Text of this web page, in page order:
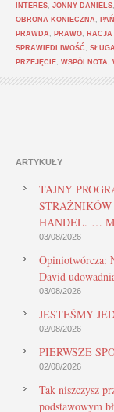
INTERES JONNY DANIELS
OBRONA KONIECZNA
PRAWDA
PRAWO RACJA
SPRAWIEDLIWOŚĆ
PRZEJĘCIE WSPÓLNOTA
ARTYKUŁY
TAJNY
HANDEL. …
03/08/2026
Opiniotwórcza:
David
03/08/2026
JESTEŚMY
02/08/2026
PIERWSZE
02/08/2026
Tak niszczysz
podstawowym